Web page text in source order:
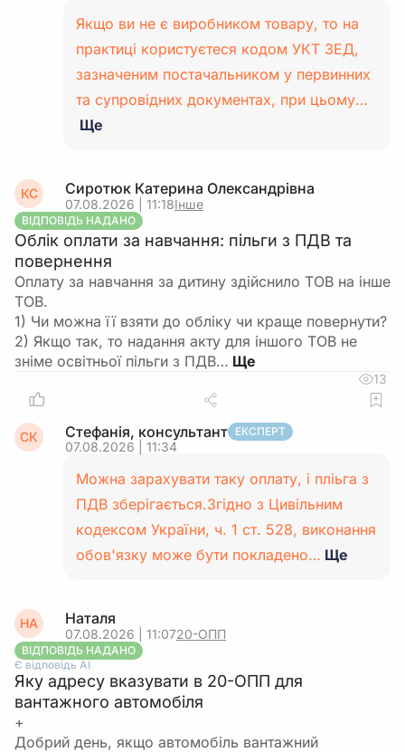
Якщо ви не є виробником товару, то на
практиці користуєтеся кодом УКТ ЗЕД,
зазначеним постачальником у первинних
та супровідних документах, при цьому…
Ще
КС Сиротюк Катерина Олександрівна
07.08.2026 | 11:18Інше
ВІДПОВІДЬ НАДАНО
Облік оплати за навчання: пільги з ПДВ та
повернення
Оплату за навчання за дитину здійснило ТОВ на інше
ТОВ.
1) Чи можна її взяти до обліку чи краще повернути?
2) Якщо так, то надання акту для іншого ТОВ не
зніме освітньої пільги з ПДВ…
13
СК Стефанія, консультант ЕКСПЕРТ
07.08.2026 | 11:34
Можна зарахувати таку оплату, і пліьга з
ПДВ зберігається.Згідно з Цивільним
кодексом України, ч. 1 ст. 528, виконання
обов'язку може бути покладено… Ще
НА Наталя
07.08.2026 | 11:0720-ОПП
ВІДПОВІДЬ НАДАНО
Є відповідь АІ
Яку адресу вказувати в 20-ОПП для
вантажного автомобіля
+
Добрий день, якщо автомобіль вантажний